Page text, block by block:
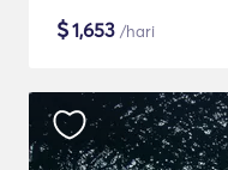
$1,653 /hari